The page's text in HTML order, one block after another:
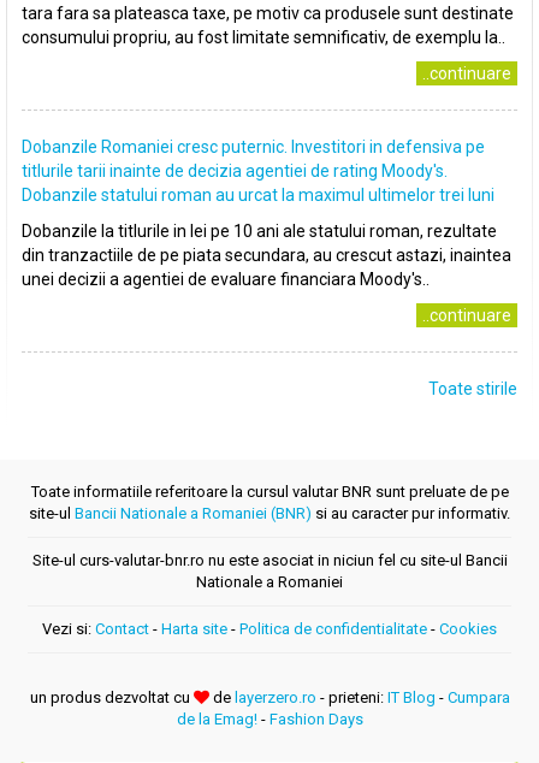
tara fara sa plateasca taxe, pe motiv ca produsele sunt destinate
consumului propriu, au fost limitate semnificativ, de exemplu la..
..continuare
Dobanzile Romaniei cresc puternic. Investitori in defensiva pe
titlurile tarii inainte de decizia agentiei de rating Moody's.
Dobanzile statului roman au urcat la maximul ultimelor trei luni
Dobanzile la titlurile in lei pe 10 ani ale statului roman, rezultate
din tranzactiile de pe piata secundara, au crescut astazi, inaintea
unei decizii a agentiei de evaluare financiara Moody's..
..continuare
Toate stirile
Toate informatiile referitoare la cursul valutar BNR sunt preluate de pe
site-ul Bancii Nationale a Romaniei (BNR) si au caracter pur informativ.
Site-ul curs-valutar-bnr.ro nu este asociat in niciun fel cu site-ul Bancii
Nationale a Romaniei
Vezi si: Contact - Harta site - Politica de confidentialitate - Cookies
un produs dezvoltat cu de layerzero.ro - prieteni: IT Blog - Cumpara
de la Emag!- Fashion Days